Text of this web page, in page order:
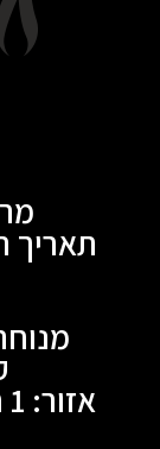
תאריך
אזור: 1 חלקה: 8 שורה: 5 קבר : 2